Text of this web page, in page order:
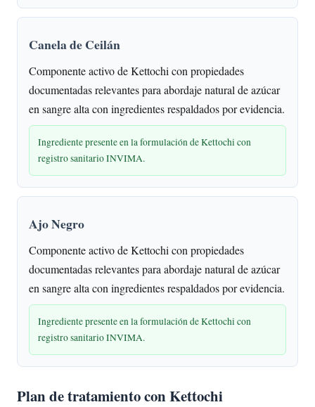
Canela de Ceilán
Componente activo de Kettochi con propiedades
documentadas relevantes para abordaje natural de azúcar
en sangre alta con ingredientes respaldados por evidencia.
Ingrediente presente en la formulación de Kettochi con
registro sanitario INVIMA.
Ajo Negro
Componente activo de Kettochi con propiedades
documentadas relevantes para abordaje natural de azúcar
en sangre alta con ingredientes respaldados por evidencia.
Ingrediente presente en la formulación de Kettochi con
registro sanitario INVIMA.
Plan de tratamiento con Kettochi